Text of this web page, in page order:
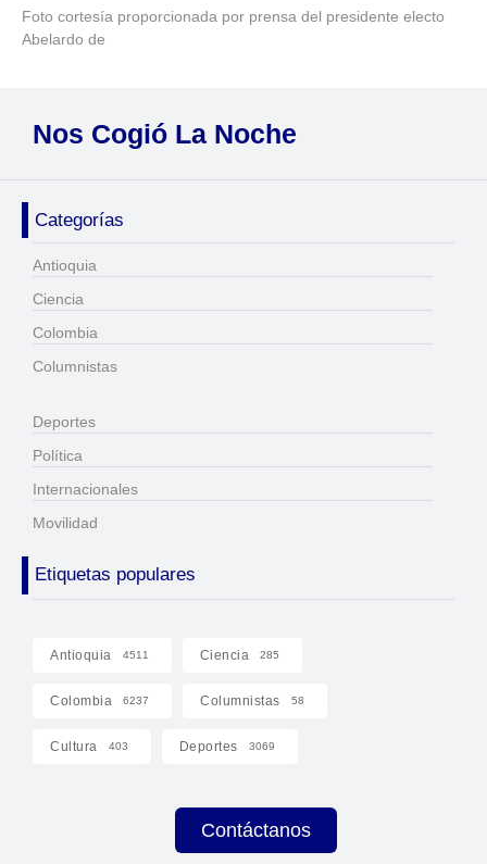
Foto cortesía proporcionada por prensa del presidente electo
Abelardo de
Nos Cogió La Noche
Categorías
Antioquia
Ciencia
Colombia
Columnistas
Deportes
Política
Internacionales
Movilidad
Etiquetas populares
Antioquia 4511 Ciencia 285
Colombia 6237 Columnistas 58
Cultura 403 Deportes 3069
Contáctanos